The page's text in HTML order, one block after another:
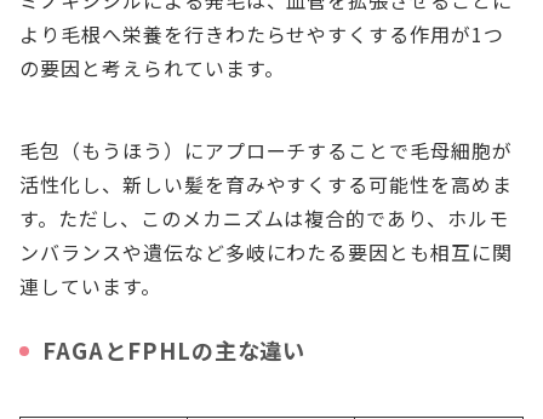
より毛根へ栄養を行きわたらせやすくする作用が1つ
の要因と考えられています。
毛包（もうほう）にアプローチすることで毛母細胞が
活性化し、新しい髪を育みやすくする可能性を高めま
す。ただし、このメカニズムは複合的であり、ホルモ
ンバランスや遺伝など多岐にわたる要因とも相互に関
連しています。
FAGAとFPHLの主な違い